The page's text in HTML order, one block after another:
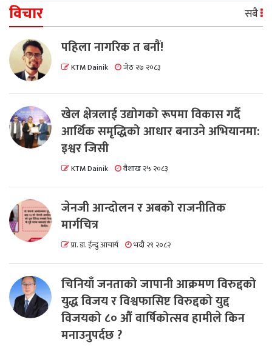
विचार सबै
पहिला नागरिक त बनाैं!
KTM Dainik जेठ २७ २०८३
खेल क्षेत्रलाई उद्योगको रूपमा विकास गर्दै
आर्थिक समृद्धिको आधार बनाउने अभियानमा:
इश्वर जिसी
KTM Dainik वैशाख २५ २०८३
जेनजी आन्दोलन र अबको राजनीतिक
मार्गचित्र
प्रा. डा. ईन्दु आचार्य भदौ २९ २०८२
चिनियाँ जनताको जापानी आक्रमण विरुद्दको
युद्ध विजय र विश्वफासिष्ट विरुद्दको युद्द
विजयको ८० औं वार्षिकोत्सव हामीले किन
मनाउनुपर्दछ ?